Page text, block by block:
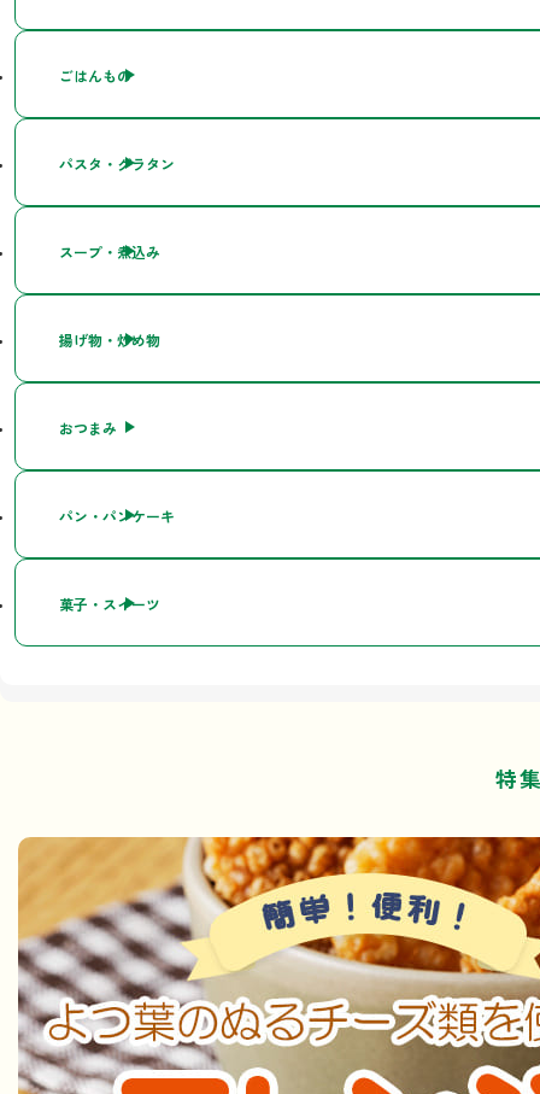
ごはんもの
パスタ・グラタン
スープ・煮込み
揚げ物・炒め物
おつまみ
パン・パンケーキ
菓子・スイーツ
特